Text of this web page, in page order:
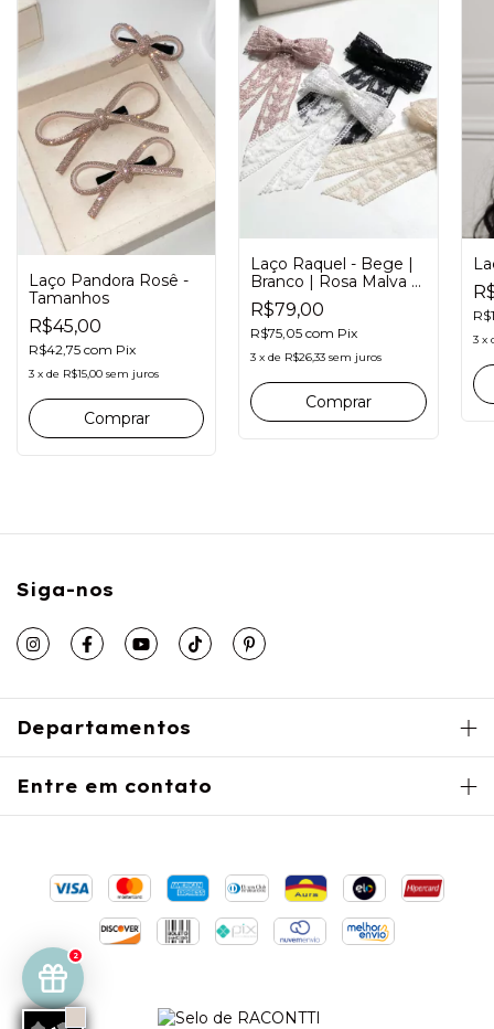
2
Laço Pandora Rosê -
Tamanhos
R$45,00
R$42,75 com Pix
3 x de R$15,00 sem juros
Comprar
Laço Raquel - Bege |
Branco | Rosa Malva |
Preto
R$79,00
R$75,05com Pix
3 xde R$26,33 sem juros
Comprar
3 x
Siga-nos
Departamentos
Entre em contato